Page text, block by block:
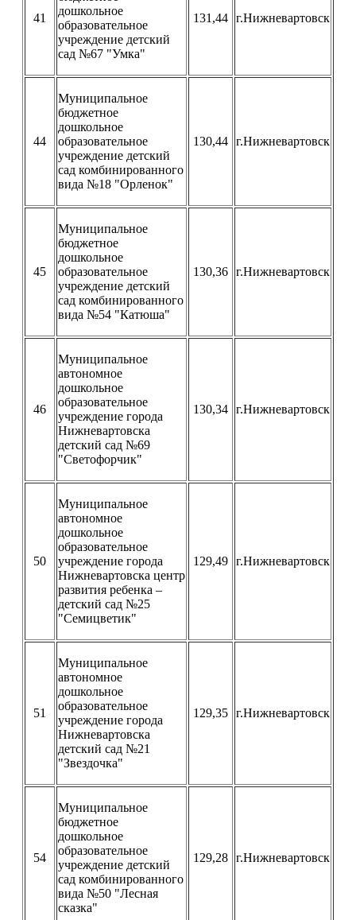
41
дошкольное
образовательное
учреждение детский
сад №67 "Умка"
131,44 г.Нижневартовск
44
Муниципальное
бюджетное
дошкольное
образовательное
учреждение детский
сад комбинированного
вида №18 "Орленок"
130,44 г.Нижневартовск
45
Муниципальное
бюджетное
дошкольное
образовательное
учреждение детский
сад комбинированного
вида №54 "Катюша"
130,36 г.Нижневартовск
46
Муниципальное
автономное
дошкольное
образовательное
учреждение города
Нижневартовска
детский сад №69
"Светофорчик"
130,34 г.Нижневартовск
50
Муниципальное
автономное
дошкольное
образовательное
учреждение города
Нижневартовска центр
развития ребенка –
детский сад №25
"Семицветик"
129,49 г.Нижневартовск
51
Муниципальное
автономное
дошкольное
образовательное
учреждение города
Нижневартовска
детский сад №21
"Звездочка"
129,35 г.Нижневартовск
54
Муниципальное
бюджетное
дошкольное
образовательное
учреждение детский
сад комбинированного
вида №50 "Лесная
сказка"
129,28 г.Нижневартовск